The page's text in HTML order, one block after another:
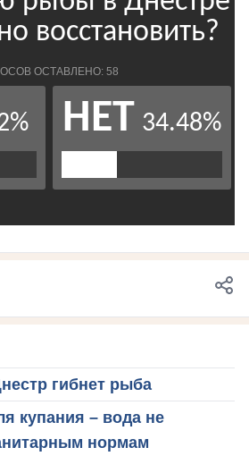
гибнет рыба
купания – вода не
нормам